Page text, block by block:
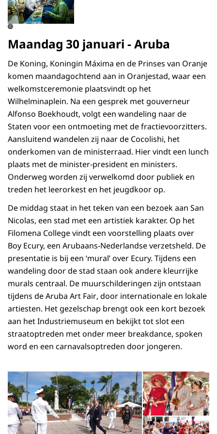
©
Maandag 30 januari - Aruba
De Koning, Koningin Máxima en de Prinses van Oranje
komen maandagochtend aan in Oranjestad, waar een
welkomstceremonie plaatsvindt op het
Wilhelminaplein. Na een gesprek met gouverneur
Alfonso Boekhoudt, volgt een wandeling naar de
Staten voor een ontmoeting met de fractievoorzitters.
Aansluitend wandelen zij naar de Cocolishi, het
onderkomen van de ministerraad. Hier vindt een lunch
plaats met de minister-president en ministers.
Onderweg worden zij verwelkomd door publiek en
treden het leerorkest en het jeugdkoor op.
De middag staat in het teken van een bezoek aan San
Nicolas, een stad met een artistiek karakter. Op het
Filomena College vindt een voorstelling plaats over
Boy Ecury, een Arubaans-Nederlandse verzetsheld. De
presentatie is bij een ‘mural’ over Ecury. Tijdens een
wandeling door de stad staan ook andere kleurrijke
murals centraal. De muurschilderingen zijn ontstaan
tijdens de Aruba Art Fair, door internationale en lokale
artiesten. Het gezelschap brengt ook een kort bezoek
aan het Industriemuseum en bekijkt tot slot een
straatoptreden met onder meer breakdance, spoken
word en een carnavalsoptreden door jongeren.
Open de galerij in vergrote
©